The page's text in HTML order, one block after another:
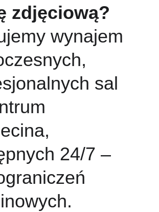
zdjęciową?
wynajem
sal
24/7 –